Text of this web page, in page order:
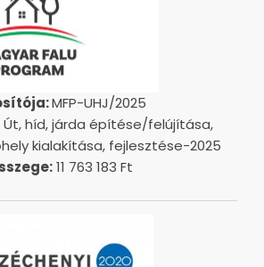
MFP-UHJ/2025
Út, híd, járda építése/felújítása,
kialakítása, fejlesztése-2025
11 763 183 Ft